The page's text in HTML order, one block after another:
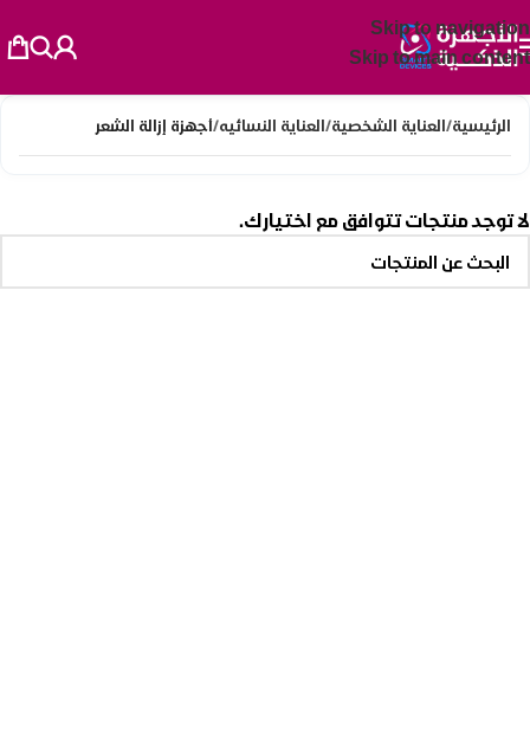
Skip to navigation
Skip to main content
الرئيسية/العناية الشخصية/العناية النسائيه/أجهزة إزالة الشعر
لا توجد منتجات تتوافق مع اختيارك.